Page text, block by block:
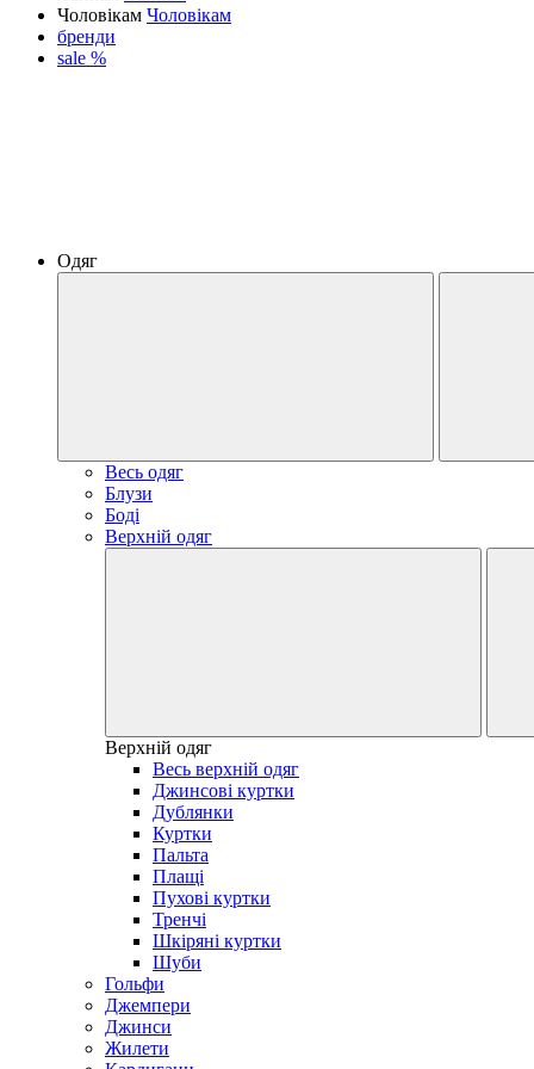
Чоловікам Чоловікам
бренди
sale %
Одяг
Весь одяг
Блузи
Боді
Верхній одяг
Верхній одяг
Весь верхній одяг
Джинсові куртки
Дублянки
Куртки
Пальта
Плащі
Пухові куртки
Тренчі
Шкіряні куртки
Шуби
Гольфи
Джемпери
Джинси
Жилети